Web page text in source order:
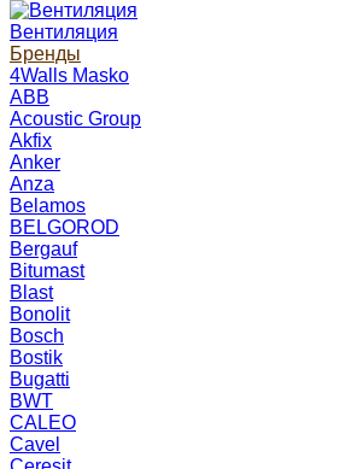
Вентиляция
Бренды
4Walls Masko
ABB
Acoustic Group
Akfix
Anker
Anza
Belamos
BELGOROD
Bergauf
Bitumast
Blast
Bonolit
Bosch
Bostik
Bugatti
BWT
CALEO
Cavel